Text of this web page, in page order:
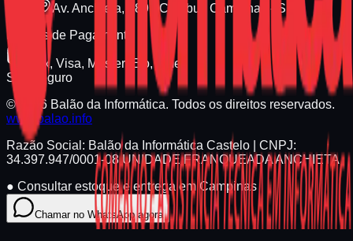
Av. Anchieta, 789 - Cambuí, Campinas - SP
Formas de Pagamento
Pix, Visa, Master, Elo, Amex
Site Seguro
© 2026 Balão da Informática. Todos os direitos reservados.
www.balao.info
Razão Social: Balão da Informática Castelo | CNPJ:
34.397.947/0001-08UNIDADE FRANQUEADA ANCHIETA
● Consultar estoque e entrega em Campinas
Chamar no WhatsApp agora